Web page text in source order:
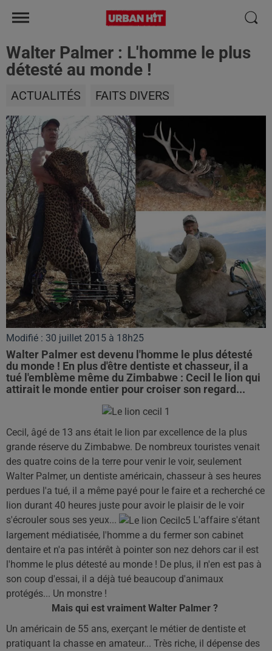
Walter Palmer : L'homme le plus
détesté au monde !
ACTUALITÉS FAITS DIVERS
Modifié : 30 juillet 2015 à 18h25
Walter Palmer est devenu l'homme le plus détesté
du monde ! En plus d'être dentiste et chasseur, il a
tué l'emblème même du Zimbabwe : Cecil le lion qui
attirait le monde entier pour croiser son regard...
Cecil, âgé de 13 ans était le lion par excellence de la plus
grande réserve du Zimbabwe. De nombreux touristes venait
des quatre coins de la terre pour venir le voir, seulement
Walter Palmer, un dentiste américain, chasseur à ses heures
perdues l'a tué, il a même payé pour le faire et a recherché ce
lion durant 40 heures juste pour avoir le plaisir de le voir
s'écrouler sous ses yeux...
L'affaire s'étant
largement médiatisée, l'homme a du fermer son cabinet
dentaire et n'a pas intérêt à pointer son nez dehors car il est
l'homme le plus détesté au monde ! De plus, il n'en est pas à
son coup d'essai, il a déjà tué beaucoup d'animaux
protégés... Un monstre !
Mais qui est vraiment Walter Palmer ?
Un américain de 55 ans, exerçant le métier de dentiste et
pratiquant la chasse en amateur... Très riche, il dépense des